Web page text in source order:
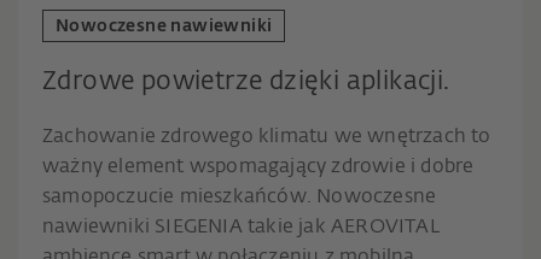
Nowoczesne nawiewniki
Zdrowe powietrze dzięki aplikacji.
Zachowanie zdrowego klimatu we wnętrzach to
ważny element wspomagający zdrowie i dobre
samopoczucie mieszkańców. Nowoczesne
nawiewniki SIEGENIA takie jak AEROVITAL